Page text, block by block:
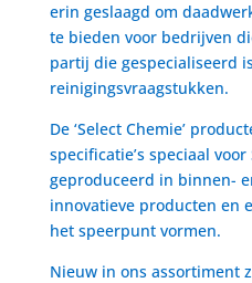
erin geslaagd om
te bieden voor bedrijven
partij die gespecialiseerd
reinigingsvraagstukken.
De ‘Select Chemie’
specificatie’s speciaal
geproduceerd in binnen-
innovatieve producten en
het speerpunt vormen.
Nieuw in ons assortiment